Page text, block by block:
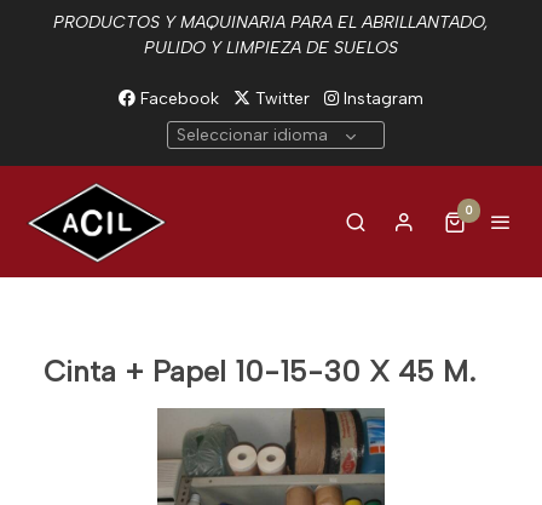
PRODUCTOS Y MAQUINARIA PARA EL ABRILLANTADO,
PULIDO Y LIMPIEZA DE SUELOS
Facebook Twitter
Instagram
Seleccionar idioma
0
Cinta + Papel 10-15-30 X 45 M.